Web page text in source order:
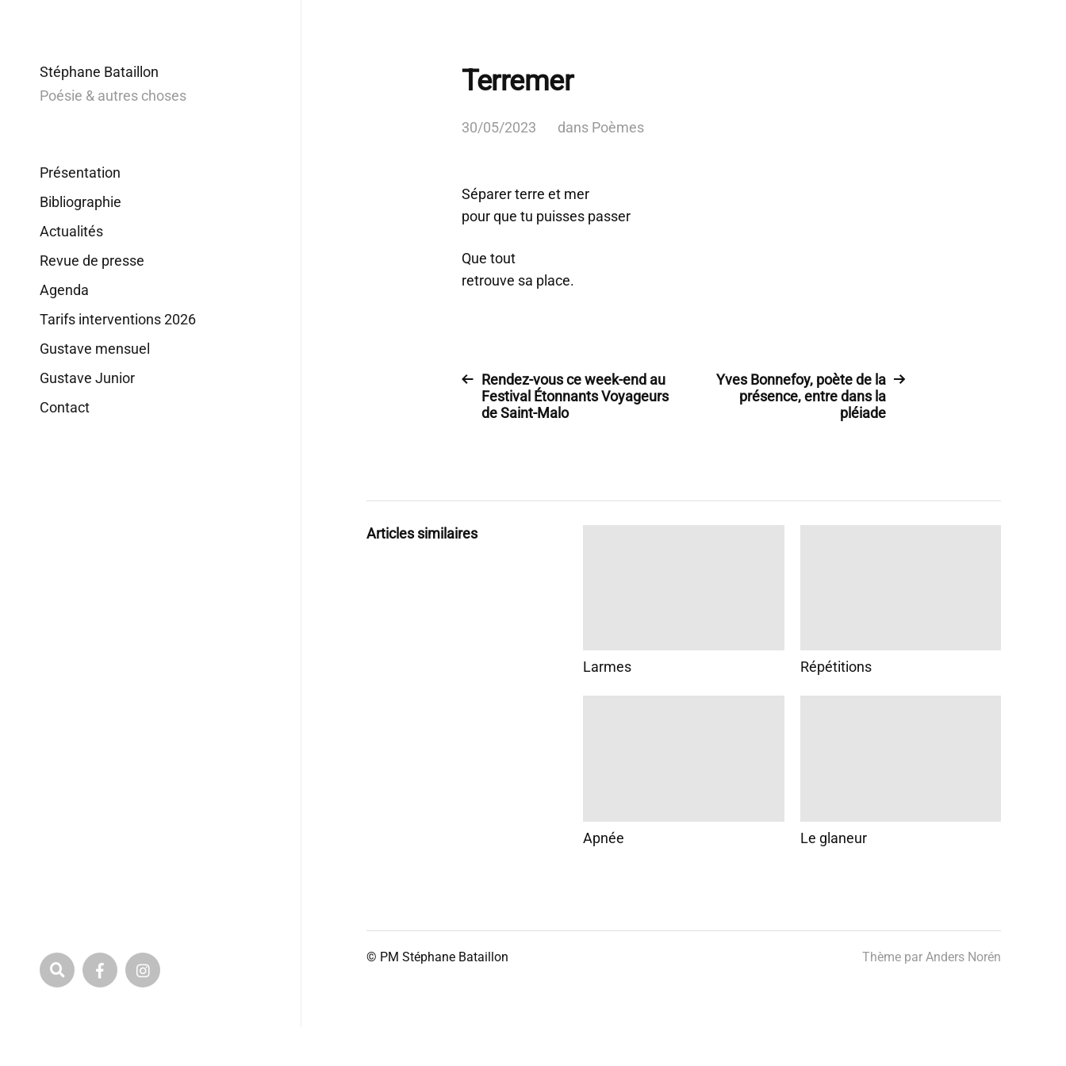
Stéphane Bataillon
Poésie & autres choses
Présentation
Bibliographie
Actualités
Revue de presse
Agenda
Tarifs interventions 2026
Gustave mensuel
Gustave Junior
Contact
Terremer
30/05/2023 dans Poèmes
Séparer terre et mer
pour que tu puisses passer
Que tout
retrouve sa place.
Rendez-vous ce week-end au
Festival Étonnants Voyageurs
de Saint-Malo
Yves Bonnefoy, poète de la
présence, entre dans la
pléiade
Articles similaires
Larmes Répétitions
Apnée Le glaneur
© PM Stéphane Bataillon Thème par Anders Norén